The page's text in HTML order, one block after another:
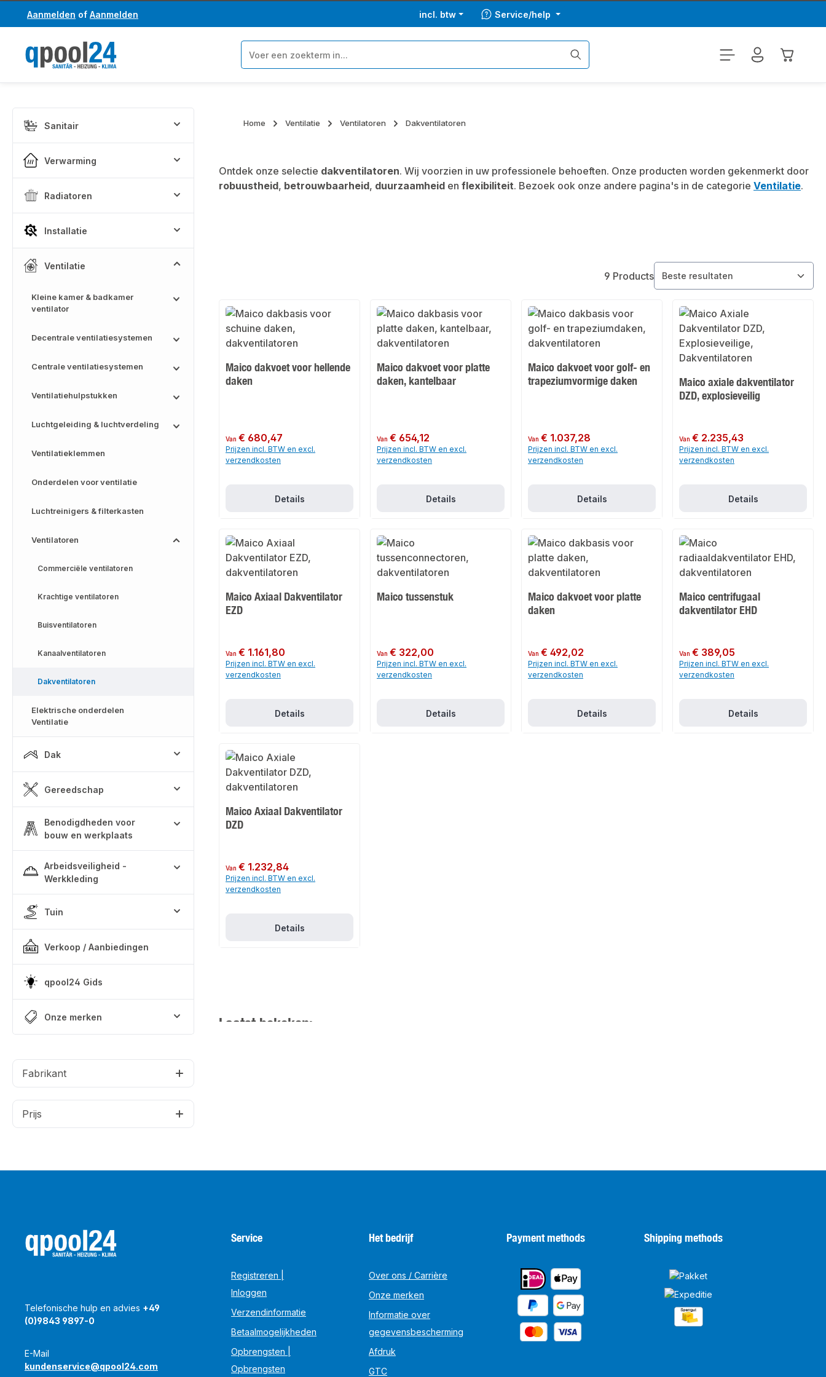
naar de hoofdinhoud
Ga naar de zoekopdracht
Aanmelden of Aanmelden incl. btw Service/help
Sanitair
Verwarming
Radiatoren
Installatie
Ventilatie
Kleine kamer & badkamer
ventilator
Decentrale ventilatiesystemen
Centrale ventilatiesystemen
Ventilatiehulpstukken
Luchtgeleiding & luchtverdeling
Ventilatieklemmen
Onderdelen voor ventilatie
Luchtreinigers & filterkasten
Ventilatoren
Commerciële ventilatoren
Krachtige ventilatoren
Buisventilatoren
Kanaalventilatoren
Dakventilatoren
Elektrische onderdelen
Ventilatie
Dak
Gereedschap
Benodigdheden voor
bouw en werkplaats
Arbeidsveiligheid -
Werkkleding
Tuin
Verkoop / Aanbiedingen
qpool24 Gids
Onze merken
Fabrikant
Prijs
Home Ventilatie Ventilatoren Dakventilatoren
Ontdek onze selectie dakventilatoren. Wij voorzien in uw professionele behoeften. Onze producten worden gekenmerkt door
robuustheid, betrouwbaarheid, duurzaamheid en flexibiliteit. Bezoek ook onze andere pagina's in de categorie Ventilatie.
9 Products
Maico dakvoet voor hellende
daken
Normale prijs:
Van€ 680,47
Prijzen incl. BTW en excl.
verzendkosten
Details
Maico dakvoet voor platte
daken, kantelbaar
Normale prijs:
Van€ 654,12
Prijzen incl. BTW en excl.
verzendkosten
Details
Maico dakvoet voor golf- en
trapeziumvormige daken
Normale prijs:
Van€ 1.037,28
Prijzen incl. BTW en excl.
verzendkosten
Details
Maico axiale dakventilator
DZD, explosieveilig
Normale prijs:
Van€ 2.235,43
Prijzen incl. BTW en excl.
verzendkosten
Details
Maico Axiaal Dakventilator
EZD
Normale prijs:
Van€ 1.161,80
Prijzen incl. BTW en excl.
verzendkosten
Details
Maico tussenstuk
Normale prijs:
Van€ 322,00
Prijzen incl. BTW en excl.
verzendkosten
Details
Maico dakvoet voor platte
daken
Normale prijs:
Van€ 492,02
Prijzen incl. BTW en excl.
verzendkosten
Details
Maico centrifugaal
dakventilator EHD
Normale prijs:
Van€ 389,05
Prijzen incl. BTW en excl.
verzendkosten
Details
Maico Axiaal Dakventilator
DZD
Normale prijs:
Van€ 1.232,84
Prijzen incl. BTW en excl.
verzendkosten
Details
Laatst bekeken:
Telefonische hulp en advies +49
(0)9843 9897-0
E-Mail
kundenservice@qpool24.com
Service
Registreren |
Inloggen
Verzendinformatie
Betaalmogelijkheden
Opbrengsten |
Opbrengsten
Het bedrijf
Over ons / Carrière
Onze merken
Informatie over
gegevensbescherming
Afdruk
GTC
Payment methods Shipping methods